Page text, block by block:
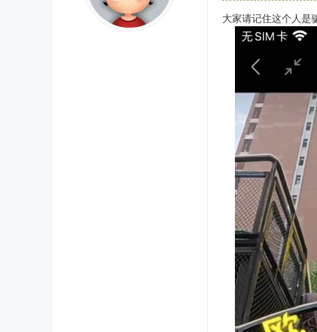
大家请记住这个人是